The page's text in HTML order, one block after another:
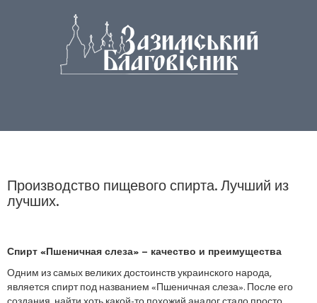
Производство пищевого спирта. Лучший из
лучших.
Спирт «Пшеничная слеза» – качество и преимущества
Одним из самых великих достоинств украинского народа,
является спирт под названием «Пшеничная слеза». После его